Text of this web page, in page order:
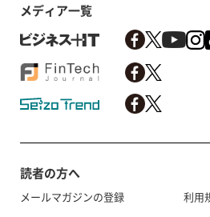
メディア一覧
読者の方へ
メールマガジンの登録
利用